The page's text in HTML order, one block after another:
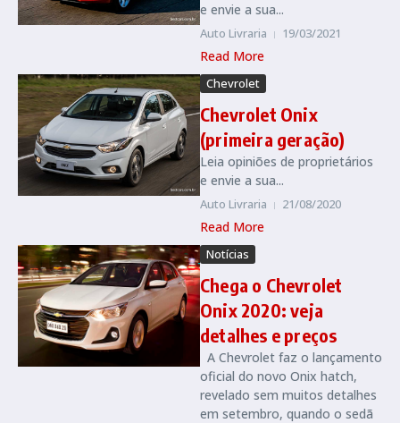
e envie a sua...
Auto Livraria 19/03/2021
Read More
Chevrolet
Chevrolet Onix
(primeira geração)
Leia opiniões de proprietários
e envie a sua...
Auto Livraria 21/08/2020
Read More
Notícias
Chega o Chevrolet
Onix 2020: veja
detalhes e preços
A Chevrolet faz o lançamento
oficial do novo Onix hatch,
revelado sem muitos detalhes
em setembro, quando o sedã